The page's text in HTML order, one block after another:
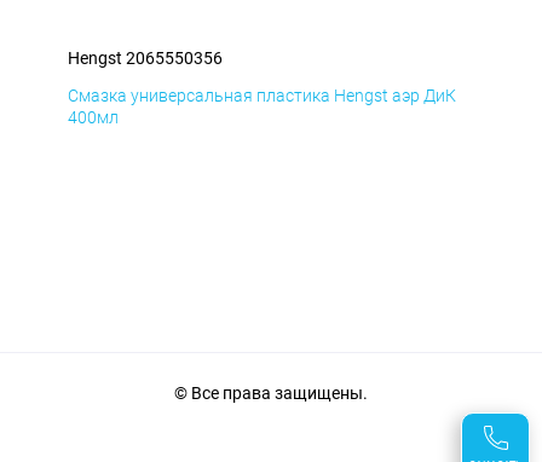
Hengst 2065550356
Смазка универсальная пластика Hengst аэр ДиК
400мл
© Все права защищены.